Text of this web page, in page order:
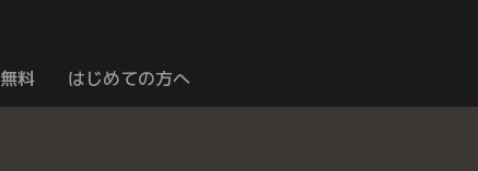
無料 はじめての方へ